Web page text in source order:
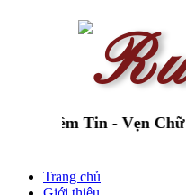
Niềm Tin - Vẹn Chữ Tín
Trang chủ